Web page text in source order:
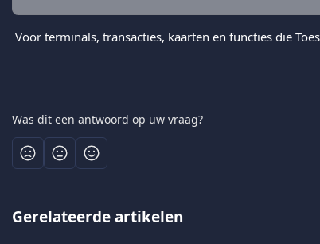
Voor terminals, transacties, kaarten en functies die
Was dit een antwoord op uw vraag?
Gerelateerde artikelen